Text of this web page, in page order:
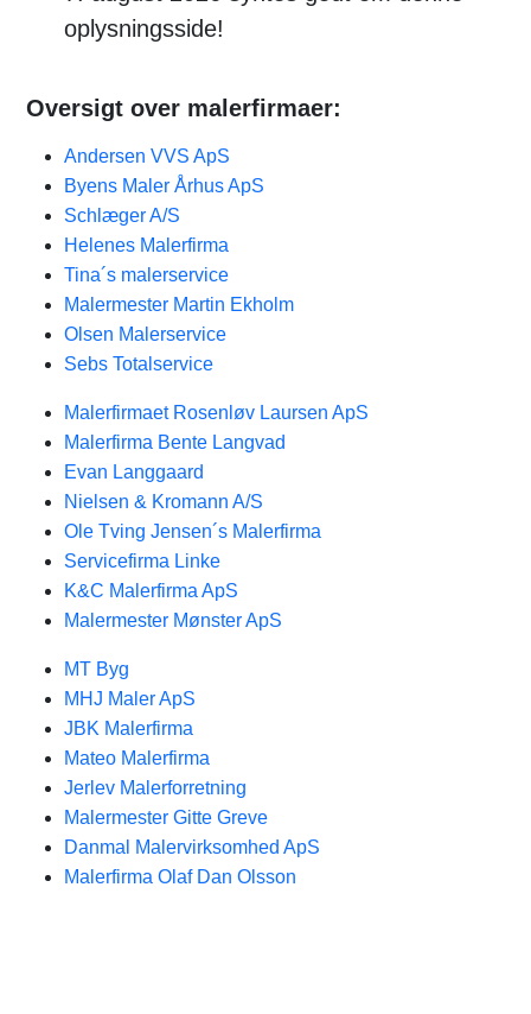
oplysningsside!
Oversigt over malerfirmaer:
Andersen VVS ApS
Byens Maler Århus ApS
Schlæger A/S
Helenes Malerfirma
Tina´s malerservice
Malermester Martin Ekholm
Olsen Malerservice
Sebs Totalservice
Malerfirmaet Rosenløv Laursen ApS
Malerfirma Bente Langvad
Evan Langgaard
Nielsen & Kromann A/S
Ole Tving Jensen´s Malerfirma
Servicefirma Linke
K&C Malerfirma ApS
Malermester Mønster ApS
MT Byg
MHJ Maler ApS
JBK Malerfirma
Mateo Malerfirma
Jerlev Malerforretning
Malermester Gitte Greve
Danmal Malervirksomhed ApS
Malerfirma Olaf Dan Olsson